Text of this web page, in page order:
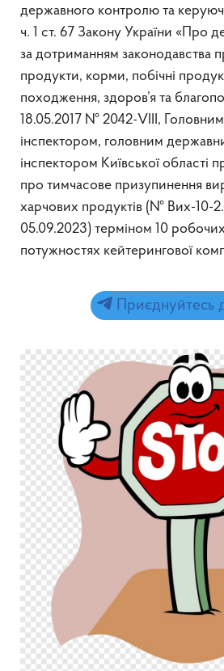
державного контролю та
ч. 1 ст. 67 Закону України «Про
за дотриманням законодавства
продукти, корми, побічні
походження, здоров’я та
18.05.2017 № 2042-VIII,
інспектором, головним
інспектором Київської області
про тимчасове призупинення
харчових продуктів (№ Вих-10-
05.09.2023) терміном 10
потужностях кейтерингової
Приєднуйтесь